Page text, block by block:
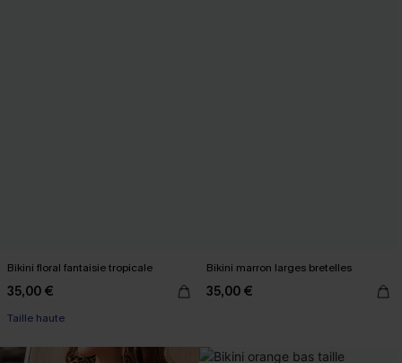
Bikini floral fantaisie tropicale
35,00 €
Taille haute
Bikini marron larges bretelles
35,00 €